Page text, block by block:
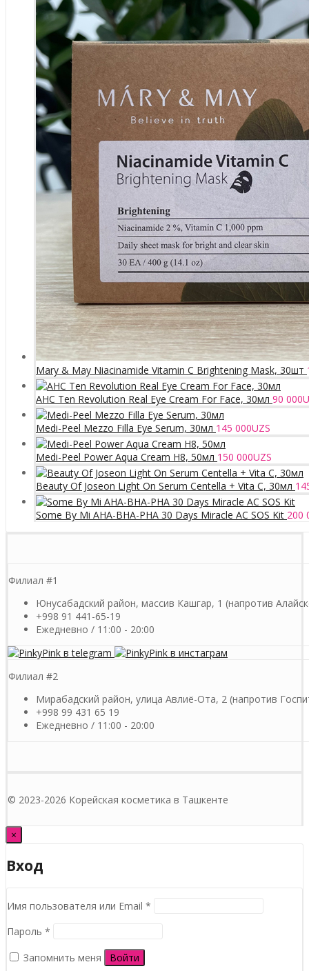
Mary & May Niacinamide Vitamin C Brightening Mask, 30шт
AHC Ten Revolution Real Eye Cream For Face, 30мл 90 000
Medi-Peel Mezzo Filla Eye Serum, 30мл 145 000UZS
Medi-Peel Power Aqua Cream H8, 50мл 150 000UZS
Beauty Of Joseon Light On Serum Centella + Vita C, 30мл
Some By Mi AHA-BHA-PHA 30 Days Miracle AC SOS Kit 200
Филиал #1
Юнусабадский район, массив Кашгар, 1 (напротив
+998 91 441-65-19
Ежедневно / 11:00 - 20:00
Филиал #2
Мирабадский район, улица Авлиё-Ота, 2 (напротив
+998 99 431 65 19
Ежедневно / 11:00 - 20:00
© 2023-2026 Корейская косметика в Ташкенте
×
Вход
Имя пользователя или Email *
Пароль *
Запомнить меня Войти